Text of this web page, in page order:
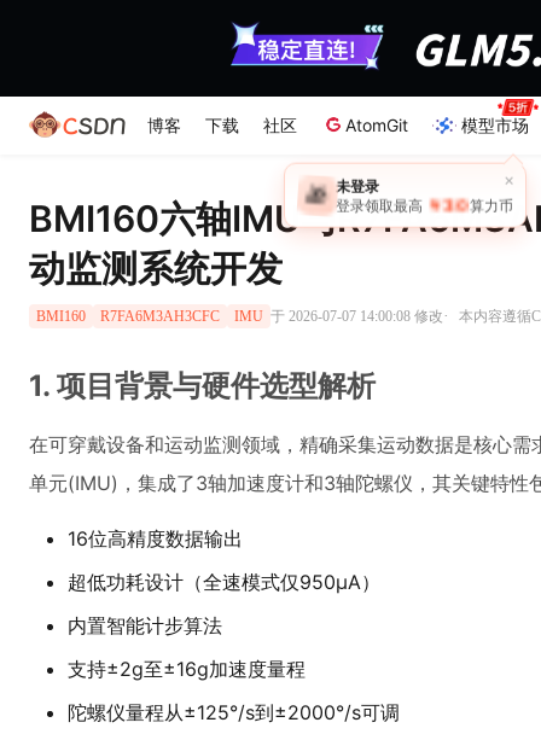
博客 下载 社区 AtomGit 模型市场
BMI160六轴IMU与
动监测系统开发
BMI160 R7FA6M3AH3CFC IMU 于 2026-07-07 14:00:08 修改· 本内容遵循
1. 项目背景与硬件选型解析
在可穿戴设备和运动监测领域，精确采集运动数据是核心
单元(IMU)，集成了3轴加速度计和3轴陀螺仪，其关键特性
16位高精度数据输出
超低功耗设计（全速模式仅950μA）
内置智能计步算法
支持±2g至±16g加速度量程
陀螺仪量程从±125°/s到±2000°/s可调